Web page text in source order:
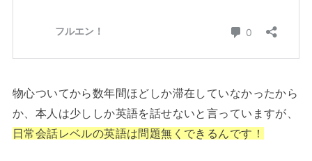
物心ついてから数年間ほどしか滞在していなかったから
か、本人は少ししか英語を話せないと言っていますが、
日常会話レベルの英語は問題無くできるんです！